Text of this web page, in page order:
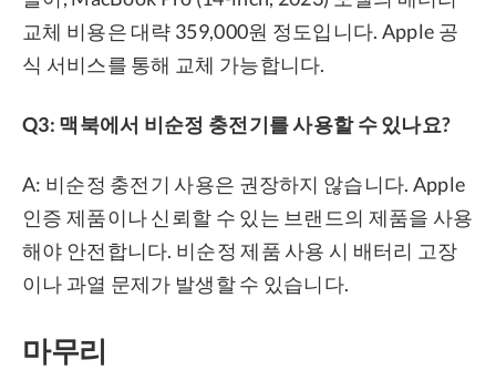
교체 비용은 대략 359,000원 정도입니다. Apple 공
식 서비스를 통해 교체 가능합니다.
Q3: 맥북에서 비순정 충전기를 사용할 수 있나요?
A: 비순정 충전기 사용은 권장하지 않습니다. Apple
인증 제품이나 신뢰할 수 있는 브랜드의 제품을 사용
해야 안전합니다. 비순정 제품 사용 시 배터리 고장
이나 과열 문제가 발생할 수 있습니다.
마무리